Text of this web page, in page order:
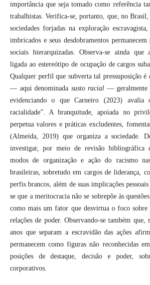
importância que seja tomado como referência
trabalhistas. Verifica-se, portanto, que, no
sociedades forjadas na exploração
imbricados e seus desdobramentos
sociais hierarquizadas. Observa-se ainda
ligada ao estereótipo de ocupação de cargos
Qualquer perfil que subverta tal pressuposição é
— aqui denominada susto racial — geralmente
evidenciando o que Carneiro (2023) avalia
racialidade”. A branquitude, apoiada no
perpetua valores e práticas excludentes,
(Almeida, 2019) que organiza a sociedade.
investigar, por meio de revisão bibliográfica
modos de organização e ação do racismo
brasileiras, sobretudo em cargos de liderança,
perfis brancos, além de suas implicações
se que a meritocracia não se sobrepõe às
como mais um fator que desvirtua o foco
relações de poder. Observando-se também que,
anos que separam a escravidão das ações
permanecem como figuras não reconhecidas
posições de destaque, decisão e poder,
corporativos.